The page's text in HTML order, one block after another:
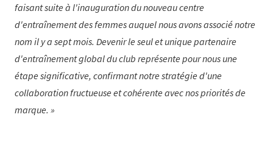
faisant suite à l'inauguration du nouveau centre
d'entraînement des femmes auquel nous avons associé notre
nom il y a sept mois. Devenir le seul et unique partenaire
d'entraînement global du club représente pour nous une
étape significative, confirmant notre stratégie d'une
collaboration fructueuse et cohérente avec nos priorités de
marque.